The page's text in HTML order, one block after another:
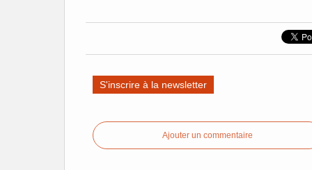
S'inscrire à la newsletter
Ajouter un commentaire